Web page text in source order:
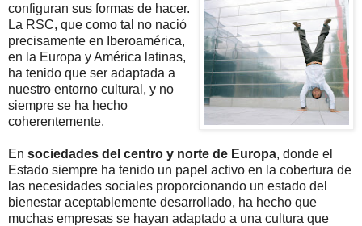
configuran sus formas de hacer.
La RSC, que como tal no nació
precisamente en Iberoamérica,
en la Europa y América latinas,
ha tenido que ser adaptada a
nuestro entorno cultural, y no
siempre se ha hecho
coherentemente.
En sociedades del centro y norte de Europa, donde el
Estado siempre ha tenido un papel activo en la cobertura de
las necesidades sociales proporcionando un estado del
bienestar aceptablemente desarrollado, ha hecho que
muchas empresas se hayan adaptado a una cultura que